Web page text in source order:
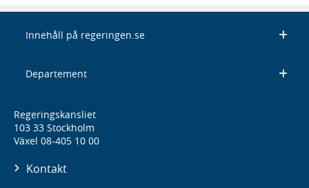
Innehåll på regeringen.se
Departement
Regeringskansliet
103 33 Stockholm
Växel 08-405 10 00
Kontakt